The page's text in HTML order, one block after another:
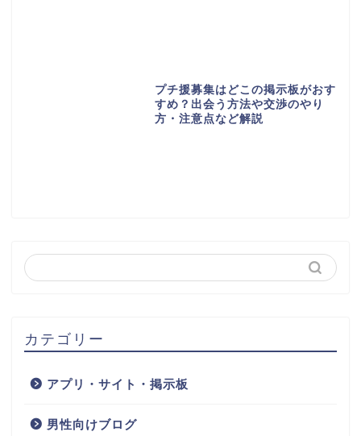
プチ援募集はどこの掲示板がおす
すめ？出会う方法や交渉のやり
方・注意点など解説
カテゴリー
アプリ・サイト・掲示板
男性向けブログ